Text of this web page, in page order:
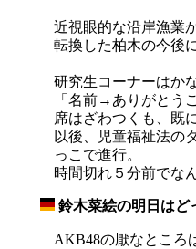
近視眼的な沿岸漁業
転換した柏木の今後
研究生コーナーはか
「名前→ありがとう
席はざわつくも、既
以後、児童福祉法の
っこで進行。
時間切れ５分前でな
鈴木菜絵の明日はど
AKB48の厭なところ